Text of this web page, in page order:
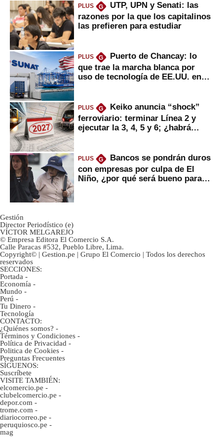
PLUS G
UTP, UPN y Senati: las
razones por la que los capitalinos
las prefieren para estudiar
PLUS G
Puerto de Chancay: lo
que trae la marcha blanca por
uso de tecnología de EE.UU. en
PLUS G
Keiko anuncia “shock”
ferroviario: terminar Línea 2 y
ejecutar la 3, 4, 5 y 6; ¿habrá
PLUS G
Bancos se pondrán duros
con empresas por culpa de El
Niño, ¿por qué será bueno para
Gestión
Director Periodístico (e)
VÍCTOR MELGAREJO
© Empresa Editora El Comercio S.A.
Calle Paracas #532, Pueblo Libre, Lima.
Copyright© | Gestion.pe | Grupo El Comercio | Todos los derechos
reservados
SECCIONES:
Portada -
Economía -
Mundo -
Perú -
Tu Dinero -
Tecnología
CONTACTO:
¿Quiénes somos? -
Términos y Condiciones -
Política de Privacidad -
Politica de Cookies -
Preguntas Frecuentes
SÍGUENOS:
Suscríbete
VISITE TAMBIÉN:
elcomercio.pe -
clubelcomercio.pe -
depor.com -
trome.com -
diariocorreo.pe -
peruquiosco.pe -
mag